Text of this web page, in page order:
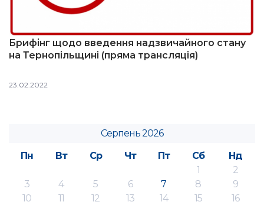
Брифінг щодо введення надзвичайного стану
на Тернопільщині (пряма трансляція)
23.02.2022
Серпень 2026
Пн
Вт Ср Чт Пт Сб
Нд
1
2
3
4 5 6 7 8
9
10
11 12 13 14 15
16